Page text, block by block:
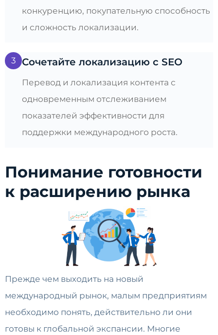
конкуренцию, покупательную способность
и сложность локализации.
3 Сочетайте локализацию с SEO
Перевод и локализация контента с
одновременным отслеживанием
показателей эффективности для
поддержки международного роста.
Понимание готовности
к расширению рынка
Прежде чем выходить на новый
международный рынок, малым предприятиям
необходимо понять, действительно ли они
готовы к глобальной экспансии. Многие